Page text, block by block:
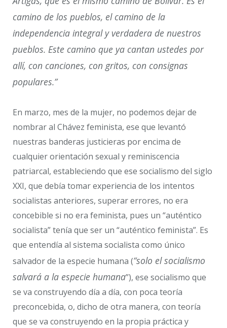
camino de los pueblos, el camino de la
independencia integral y verdadera de nuestros
pueblos. Este camino que ya cantan ustedes por
allí, con canciones, con gritos, con consignas
populares.”
En marzo, mes de la mujer, no podemos dejar de
nombrar al Chávez feminista, ese que levantó
nuestras banderas justicieras por encima de
cualquier orientación sexual y reminiscencia
patriarcal, estableciendo que ese socialismo del siglo
XXI, que debía tomar experiencia de los intentos
socialistas anteriores, superar errores, no era
concebible si no era feminista, pues un “auténtico
socialista” tenía que ser un “auténtico feminista”. Es
que entendía al sistema socialista como único
salvador de la especie humana (“solo el socialismo
salvará a la especie humana”), ese socialismo que
se va construyendo día a día, con poca teoría
preconcebida, o, dicho de otra manera, con teoría
que se va construyendo en la propia práctica y